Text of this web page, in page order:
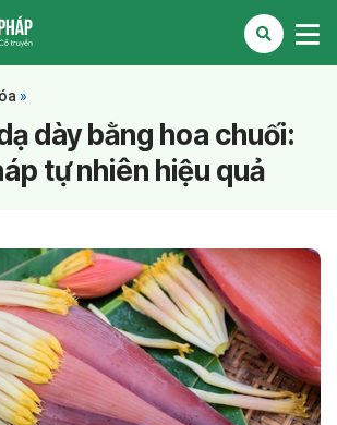
»
dày bằng hoa chuối:
tự nhiên hiệu quả